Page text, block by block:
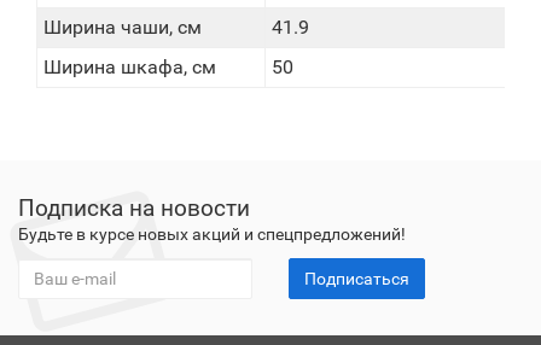
Ширина чаши, см
41.9
Ширина шкафа, см
50
Подписка на новости
Будьте в курсе новых акций и спецпредложений!
Подписаться